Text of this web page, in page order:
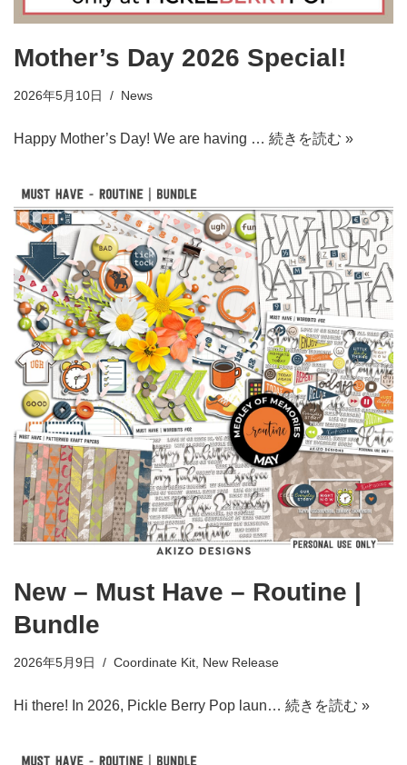
Mother’s Day 2026 Special!
2026年5月10日 News
Happy Mother’s Day! We are having … 続きを読む »
New – Must Have – Routine |
Bundle
2026年5月9日 Coordinate Kit New Release
Hi there! In 2026, Pickle Berry Pop laun… 続きを読む »